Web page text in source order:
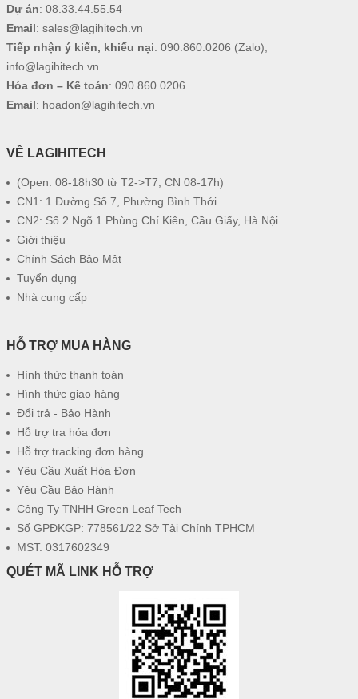
Dự án: 08.33.44.55.54
Email: sales@lagihitech.vn
Tiếp nhận ý kiến, khiếu nại: 090.860.0206 (Zalo),
info@lagihitech.vn
Hóa đơn – Kế toán: 090.860.0206
Email: hoadon@lagihitech.vn
VỀ LAGIHITECH
(Open: 08-18h30 từ T2->T7, CN 08-17h)
CN1: 1 Đường Số 7, Phường Bình Thới
CN2: Số 2 Ngõ 1 Phùng Chí Kiên, Cầu Giấy, Hà Nội
Giới thiệu
Chính Sách Bảo Mật
Tuyển dụng
Nhà cung cấp
HỖ TRỢ MUA HÀNG
Hình thức thanh toán
Hình thức giao hàng
Đổi trả - Bảo Hành
Hỗ trợ tra hóa đơn
Hỗ trợ tracking đơn hàng
Yêu Cầu Xuất Hóa Đơn
Yêu Cầu Bảo Hành
Công Ty TNHH Green Leaf Tech
Số GPĐKGP: 778561/22 Sở Tài Chính TPHCM
MST: 0317602349
QUÉT MÃ LINK HỖ TRỢ